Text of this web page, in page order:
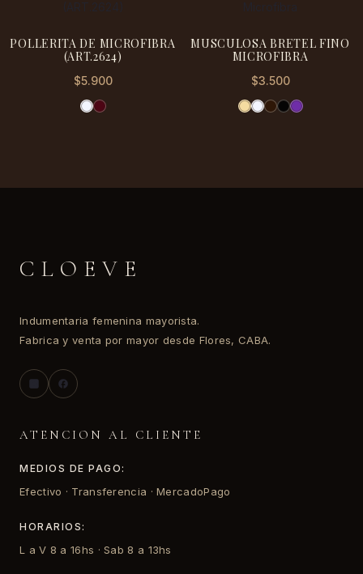
POLLERITA DE MICROFIBRA
(ART.2624)
$5.900
MUSCULOSA BRETEL FINO
MICROFIBRA
$3.500
CLOEVE
Indumentaria femenina mayorista.
Fabrica y venta por mayor desde Flores, CABA.
ATENCION AL CLIENTE
MEDIOS DE PAGO:
Efectivo · Transferencia · MercadoPago
HORARIOS:
L a V 8 a 16hs · Sab 8 a 13hs